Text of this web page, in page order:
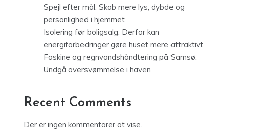
Spejl efter mål: Skab mere lys, dybde og
personlighed i hjemmet
Isolering før boligsalg: Derfor kan
energiforbedringer gøre huset mere attraktivt
Faskine og regnvandshåndtering på Samsø:
Undgå oversvømmelse i haven
Recent Comments
Der er ingen kommentarer at vise.